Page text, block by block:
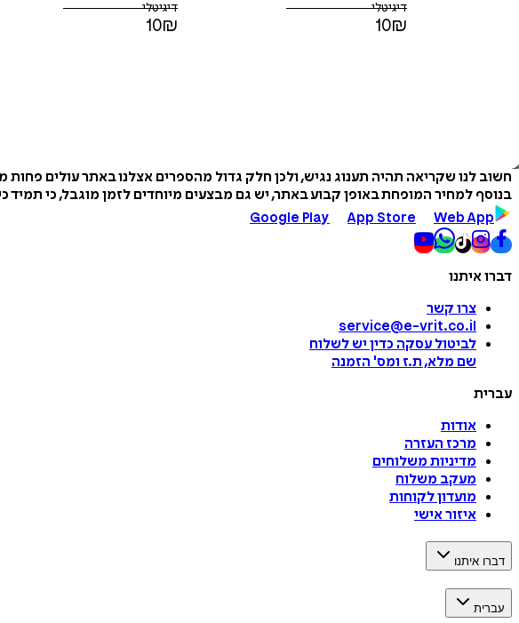
דיגיטלי
10₪
דיגיטלי
10₪
חשוב לנו שקריאה תהיה תענוג נגיש, ולכן חלק גדול מהספרים אצלנו באתר עולים
בנוסף למחיר המופחת באופן קבוע באתר, יש גם מבצעים מיוחדים לזמן מוגבל, כי תמיד
Google Play
App Store Web App
דברו איתנו
צרו קשר
service@e-vrit.co.il
לביטול עסקה כדין יש לשלוח
שם מלא, ת.ז ומס' הזמנה
עברית
אודות
מרכז העזרה
מדיניות משלוחים
מעקב משלוח
מועדון לקוחות
איזור אישי
דברו איתנו
עברית